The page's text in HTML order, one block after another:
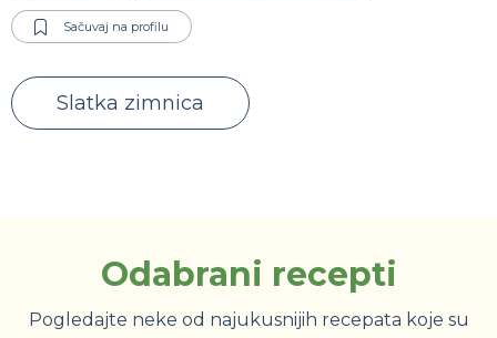
Sačuvaj na profilu
Slatka zimnica
Odabrani recepti
Pogledajte neke od najukusnijih recepata koje su